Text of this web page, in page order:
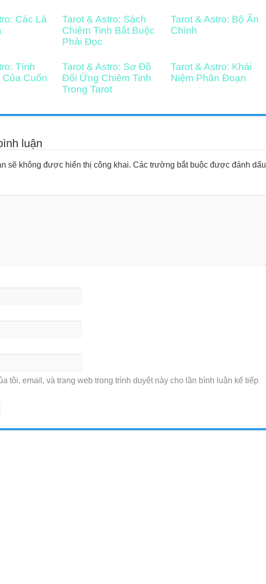
Các Lá
Tarot & Astro: Sách
Chiêm Tinh Bắt Buộc
Phải Đọc
Tarot & Astro: Bộ Ẩn
Chính
Tính
Cuốn
Tarot & Astro: Sơ Đồ
Đối Ứng Chiêm Tinh
Trong Tarot
Tarot & Astro: Khái
Niệm Phân Đoạn
luận
sẽ không được hiển thị công khai. Các trường bắt buộc được đánh dấu
tôi, email, và trang web trong trình duyệt này cho lần bình luận kế tiếp